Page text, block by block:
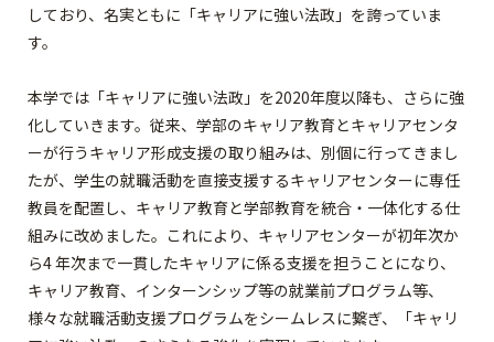
しており、名実ともに「キャリアに強い法政」を誇っていま
す。
本学では「キャリアに強い法政」を2020年度以降も、さらに強
化していきます。従来、学部のキャリア教育とキャリアセンタ
ーが行うキャリア形成支援の取り組みは、別個に行ってきまし
たが、学生の就職活動を直接支援するキャリアセンターに専任
教員を配置し、キャリア教育と学部教育を統合・一体化する仕
組みに改めました。これにより、キャリアセンターが初年次か
ら4 年次まで一貫したキャリアに係る支援を担うことになり、
キャリア教育、インターンシップ等の就業前プログラム等、
様々な就職活動支援プログラムをシームレスに繋ぎ、「キャリ